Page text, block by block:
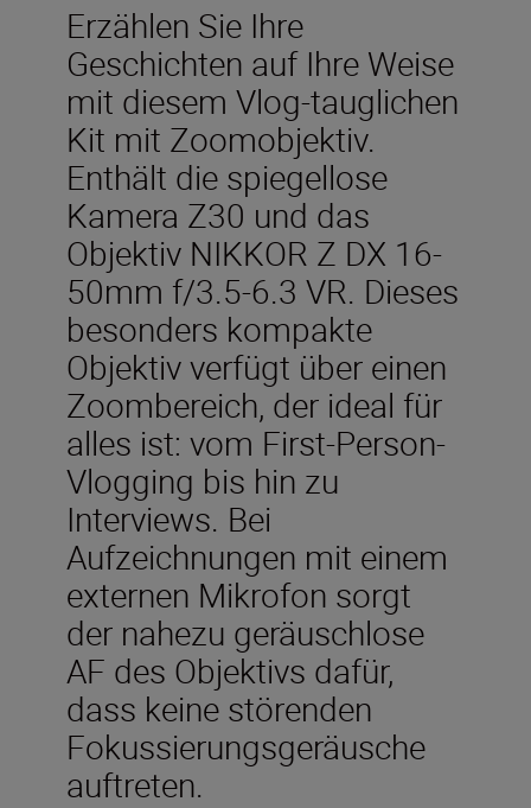
Erzählen Sie Ihre
Geschichten auf Ihre Weise
mit diesem Vlog-tauglichen
Kit mit Zoomobjektiv.
Enthält die spiegellose
Kamera Z30 und das
Objektiv NIKKOR Z DX 16-
50mm f/3.5-6.3 VR. Dieses
besonders kompakte
Objektiv verfügt über einen
Zoombereich, der ideal für
alles ist: vom First-Person-
Vlogging bis hin zu
Interviews. Bei
Aufzeichnungen mit einem
externen Mikrofon sorgt
der nahezu geräuschlose
AF des Objektivs dafür,
dass keine störenden
Fokussierungsgeräusche
auftreten.